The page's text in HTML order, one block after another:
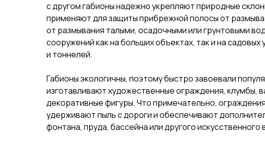
с другом габионы надежно укрепляют природные
применяют для защиты прибрежной полосы от
от размывания талыми, осадочными или грунтовыми
сооружений как на больших объектах, так и на
и тоннелей.
Габионы экологичны, поэтому быстро завоевали
изготавливают художественные ограждения, клумбы,
декоративные фигуры. Что примечательно,
удерживают пыль с дороги и обеспечивают
фонтана, пруда, бассейна или другого искусственного